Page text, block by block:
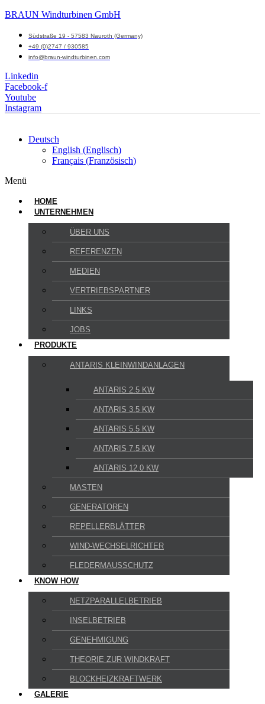
BRAUN Windturbinen GmbH
Südstraße 19 - 57583 Nauroth (Germany)
+49 (0)2747 / 930585
info@braun-windturbinen.com
Linkedin
Facebook-f
Youtube
Instagram
Deutsch
English (Englisch)
Français (Französisch)
Menü
HOME
UNTERNEHMEN
ÜBER UNS
REFERENZEN
MEDIEN
VERTRIEBSPARTNER
LINKS
JOBS
PRODUKTE
ANTARIS KLEINWINDANLAGEN
ANTARIS 2.5 KW
ANTARIS 3.5 KW
ANTARIS 5.5 KW
ANTARIS 7.5 KW
ANTARIS 12.0 KW
MASTEN
GENERATOREN
REPELLERBLÄTTER
WIND-WECHSELRICHTER
FLEDERMAUSSCHUTZ
KNOW HOW
NETZPARALLELBETRIEB
INSELBETRIEB
GENEHMIGUNG
THEORIE ZUR WINDKRAFT
BLOCKHEIZKRAFTWERK
GALERIE